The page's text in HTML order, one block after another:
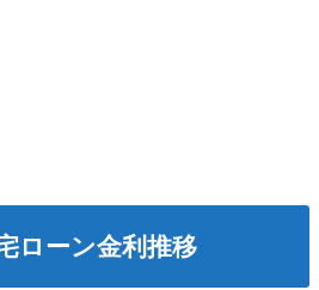
ローン金利推移